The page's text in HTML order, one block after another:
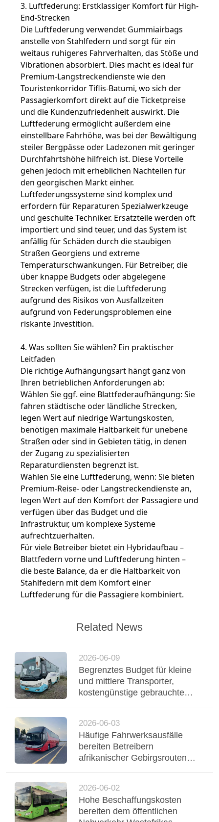
3. Luftfederung: Erstklassiger Komfort für High-
End-Strecken
Die Luftfederung verwendet Gummiairbags
anstelle von Stahlfedern und sorgt für ein
weitaus ruhigeres Fahrverhalten, das Stöße und
Vibrationen absorbiert. Dies macht es ideal für
Premium-Langstreckendienste wie den
Touristenkorridor Tiflis-Batumi, wo sich der
Passagierkomfort direkt auf die Ticketpreise
und die Kundenzufriedenheit auswirkt. Die
Luftfederung ermöglicht außerdem eine
einstellbare Fahrhöhe, was bei der Bewältigung
steiler Bergpässe oder Ladezonen mit geringer
Durchfahrtshöhe hilfreich ist. Diese Vorteile
gehen jedoch mit erheblichen Nachteilen für
den georgischen Markt einher.
Luftfederungssysteme sind komplex und
erfordern für Reparaturen Spezialwerkzeuge
und geschulte Techniker. Ersatzteile werden oft
importiert und sind teuer, und das System ist
anfällig für Schäden durch die staubigen
Straßen Georgiens und extreme
Temperaturschwankungen. Für Betreiber, die
über knappe Budgets oder abgelegene
Strecken verfügen, ist die Luftfederung
aufgrund des Risikos von Ausfallzeiten
aufgrund von Federungsproblemen eine
riskante Investition.
4. Was sollten Sie wählen? Ein praktischer
Leitfaden
Die richtige Aufhängungsart hängt ganz von
Ihren betrieblichen Anforderungen ab:
Wählen Sie ggf. eine Blattfederaufhängung: Sie
fahren städtische oder ländliche Strecken,
legen Wert auf niedrige Wartungskosten,
benötigen maximale Haltbarkeit für unebene
Straßen oder sind in Gebieten tätig, in denen
der Zugang zu spezialisierten
Reparaturdiensten begrenzt ist.
Wählen Sie eine Luftfederung, wenn: Sie bieten
Premium-Reise- oder Langstreckendienste an,
legen Wert auf den Komfort der Passagiere und
verfügen über das Budget und die
Infrastruktur, um komplexe Systeme
aufrechtzuerhalten.
Für viele Betreiber bietet ein Hybridaufbau –
Blattfedern vorne und Luftfederung hinten –
die beste Balance, da er die Haltbarkeit von
Stahlfedern mit dem Komfort einer
Luftfederung für die Passagiere kombiniert.
Related News
2026-06-09
Begrenztes Budget für kleine
und mittlere Transporter,
kostengünstige gebrauchte
Flottenbetrieb
2026-06-03
Häufige Fahrwerksausfälle
bereiten Betreibern
afrikanischer Gebirgsrouten
Regio
2026-06-02
Hohe Beschaffungskosten
bereiten dem öffentlichen